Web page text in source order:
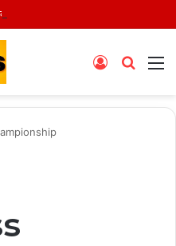
Search
Log